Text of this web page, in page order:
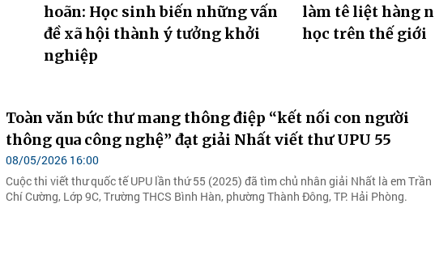
hoãn: Học sinh biến những vấn
đề xã hội thành ý tưởng khởi
nghiệp
làm tê liệt hàng
học trên thế giới
Toàn văn bức thư mang thông điệp “kết nối con người
thông qua công nghệ” đạt giải Nhất viết thư UPU 55
08/05/2026 16:00
Cuộc thi viết thư quốc tế UPU lần thứ 55 (2025) đã tìm chủ nhân giải Nhất là em Trần
Chí Cường, Lớp 9C, Trường THCS Bình Hàn, phường Thành Đông, TP. Hải Phòng.